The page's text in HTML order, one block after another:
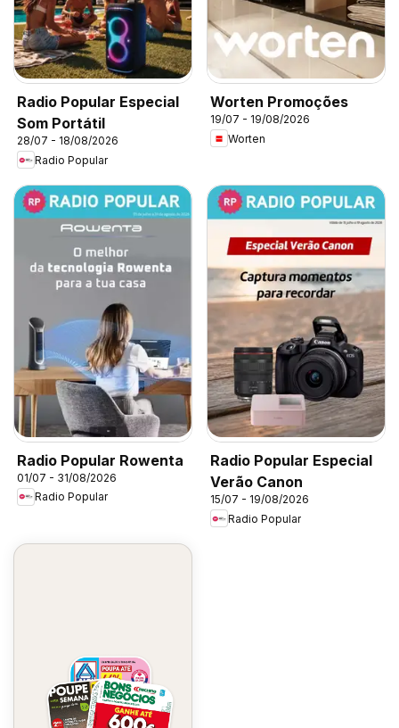
Radio Popular Especial
Som Portátil
28/07 - 18/08/2026
Radio Popular
Worten Promoções
19/07 - 19/08/2026
Worten
Radio Popular Rowenta
01/07 - 31/08/2026
Radio Popular
Radio Popular Especial
Verão Canon
15/07 - 19/08/2026
Radio Popular